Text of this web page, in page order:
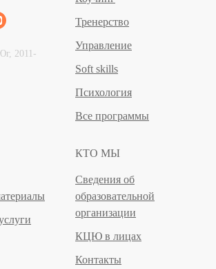
2011‐
Тренерство
Управление
Soft skills
Психология
Все программы
КТО МЫ
Сведения об
образовательной
организации
КЦЮ в лицах
Контакты